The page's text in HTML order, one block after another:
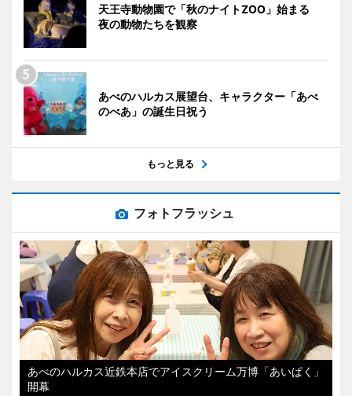
天王寺動物園で「秋のナイトZOO」始まる
夜の動物たちを観察
あべのハルカス展望台、キャラクター「あべ
のべあ」の誕生日祝う
もっと見る
フォトフラッシュ
あべのハルカス近鉄本店でアイスクリーム万博「あいぱく」
開幕